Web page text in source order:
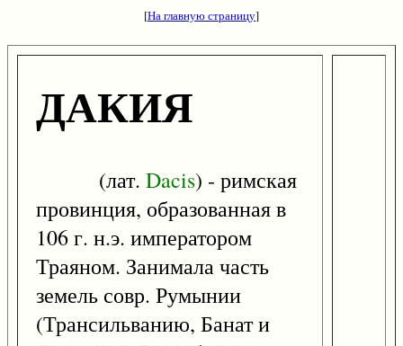
[На главную страницу]
ДАКИЯ
(лат. Dacis) - римская
провинция, образованная в
106 г. н.э. императором
Траяном. Занимала часть
земель совр. Румынии
(Трансильванию, Банат и